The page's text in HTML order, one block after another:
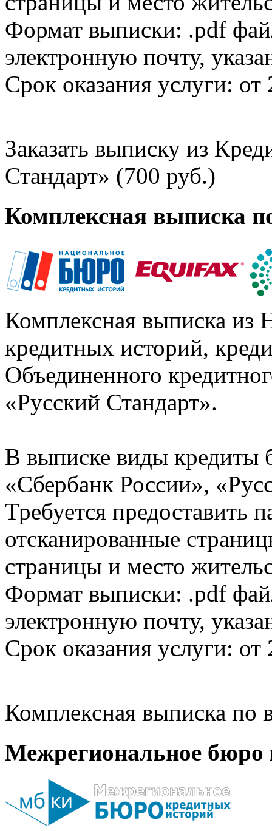
Формат выписки: .pdf
электронную почту,
Срок оказания услуги: от
Заказать выписку из
Стандарт» (700 руб.)
Комплексная выписка
Комплексная выписка из
кредитных историй,
Объединенного
«Русский Стандарт».
В выписке виды кредиты
«Сбербанк России»,
Требуется предоставить
отсканированные
страницы и место
Формат выписки: .pdf
электронную почту,
Срок оказания услуги: от
Комплексная выписка
Межрегиональное бюро